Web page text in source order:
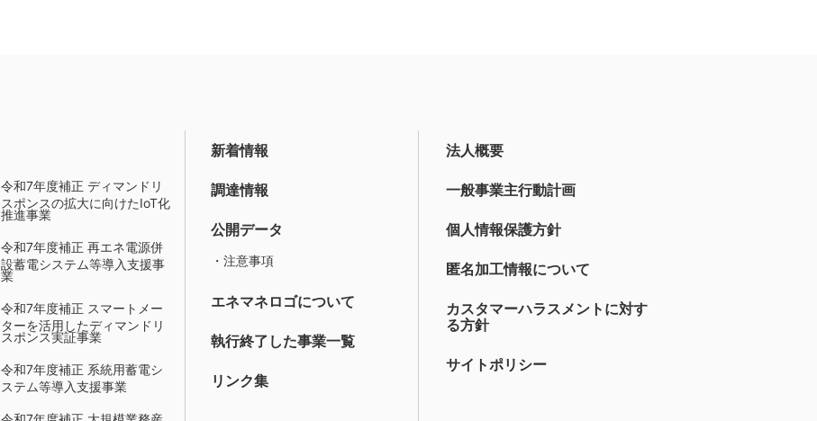
令和7年度補正 ディマンドリ
スポンスの拡大に向けたIoT化
推進事業
令和7年度補正 再エネ電源併
設蓄電システム等導入支援事
業
令和7年度補正 スマートメー
ターを活用したディマンドリ
スポンス実証事業
令和7年度補正 系統用蓄電シ
ステム等導入支援事業
新着情報
調達情報
公開データ
・注意事項
エネマネロゴについて
執行終了した事業一覧
リンク集
法人概要
一般事業主行動計画
個人情報保護方針
匿名加工情報について
カスタマーハラスメントに対す
る方針
サイトポリシー